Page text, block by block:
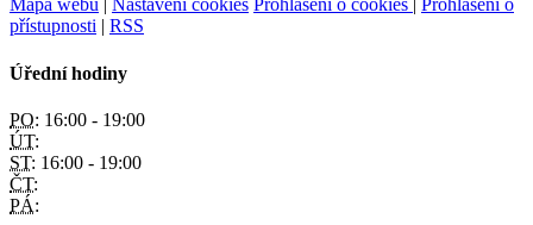
Mapa webu | Nastavení cookies Prohlášení o cookies | Prohlášení o
přístupnosti | RSS
Úřední hodiny
PO: 16:00 - 19:00
ÚT:
ST: 16:00 - 19:00
ČT:
PÁ: